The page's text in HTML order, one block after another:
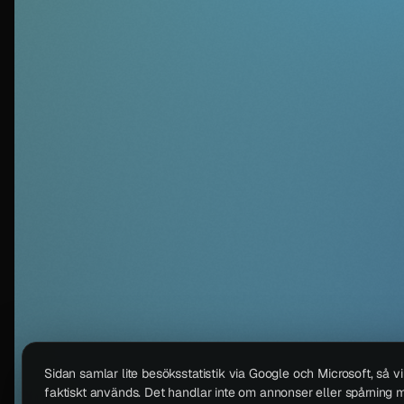
Sidan samlar lite besöksstatistik via Google och Microsoft, så
faktiskt används. Det handlar inte om annonser eller spårning